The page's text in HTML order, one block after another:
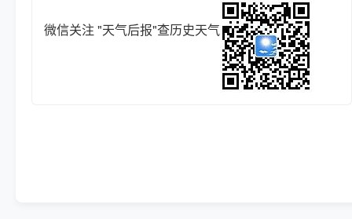
微信关注 "天气后报"查历史天气